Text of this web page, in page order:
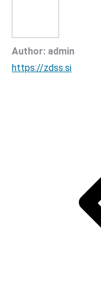
Author: admin
https://zdss.si